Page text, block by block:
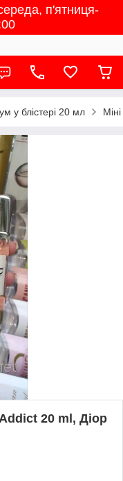
п'ятниця-
у блістері 20 мл
20 ml, Діор